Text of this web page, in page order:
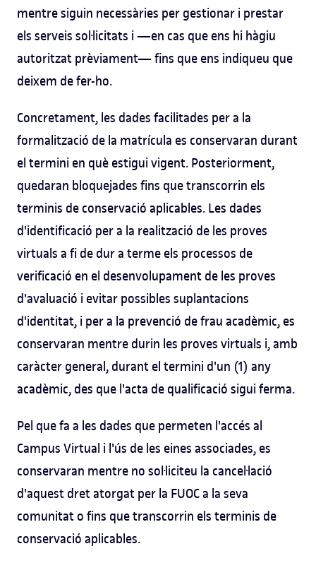
mentre siguin necessàries per gestionar i prestar
els serveis sol·licitats i —en cas que ens hi hàgiu
autoritzat prèviament— fins que ens indiqueu que
deixem de fer-ho.
Concretament, les dades facilitades per a la
formalització de la matrícula es conservaran durant
el termini en què estigui vigent. Posteriorment,
quedaran bloquejades fins que transcorrin els
terminis de conservació aplicables. Les dades
d'identificació per a la realització de les proves
virtuals a fi de dur a terme els processos de
verificació en el desenvolupament de les proves
d'avaluació i evitar possibles suplantacions
d'identitat, i per a la prevenció de frau acadèmic, es
conservaran mentre durin les proves virtuals i, amb
caràcter general, durant el termini d'un (1) any
acadèmic, des que l'acta de qualificació sigui ferma.
Pel que fa a les dades que permeten l'accés al
Campus Virtual i l'ús de les eines associades, es
conservaran mentre no sol·liciteu la cancel·lació
d'aquest dret atorgat per la FUOC a la seva
comunitat o fins que transcorrin els terminis de
conservació aplicables.